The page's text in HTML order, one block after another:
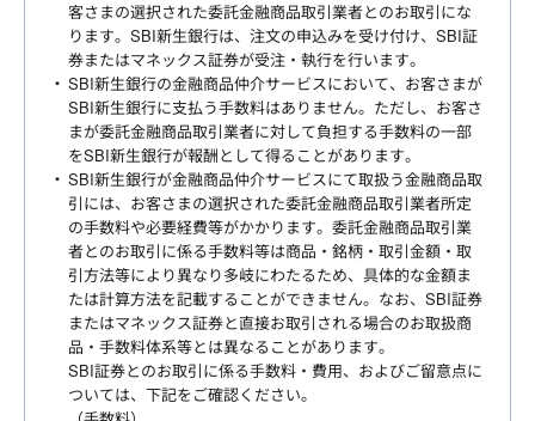
客さまの選択された委託金融商品取引業者とのお取引にな
ります。SBI新生銀行は、注文の申込みを受け付け、SBI証
券またはマネックス証券が受注・執行を行います。
SBI新生銀行の金融商品仲介サービスにおいて、お客さまが
SBI新生銀行に支払う手数料はありません。ただし、お客さ
まが委託金融商品取引業者に対して負担する手数料の一部
をSBI新生銀行が報酬として得ることがあります。
SBI新生銀行が金融商品仲介サービスにて取扱う金融商品取
引には、お客さまの選択された委託金融商品取引業者所定
の手数料や必要経費等がかかります。委託金融商品取引業
者とのお取引に係る手数料等は商品・銘柄・取引金額・取
引方法等により異なり多岐にわたるため、具体的な金額ま
たは計算方法を記載することができません。なお、SBI証券
またはマネックス証券と直接お取引される場合のお取扱商
品・手数料体系等とは異なることがあります。
SBI証券とのお取引に係る手数料・費用、およびご留意点に
ついては、下記をご確認ください。